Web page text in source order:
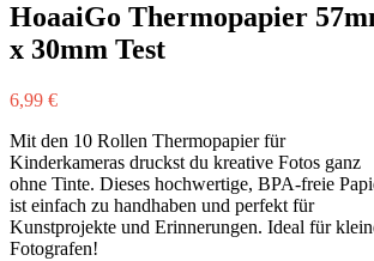
HoaaiGo Thermopapier
x 30mm Test
6,99 €
Mit den 10 Rollen Thermopapier für
Kinderkameras druckst du kreative Fotos ganz
ohne Tinte. Dieses hochwertige, BPA-freie
ist einfach zu handhaben und perfekt für
Kunstprojekte und Erinnerungen. Ideal für
Fotografen!